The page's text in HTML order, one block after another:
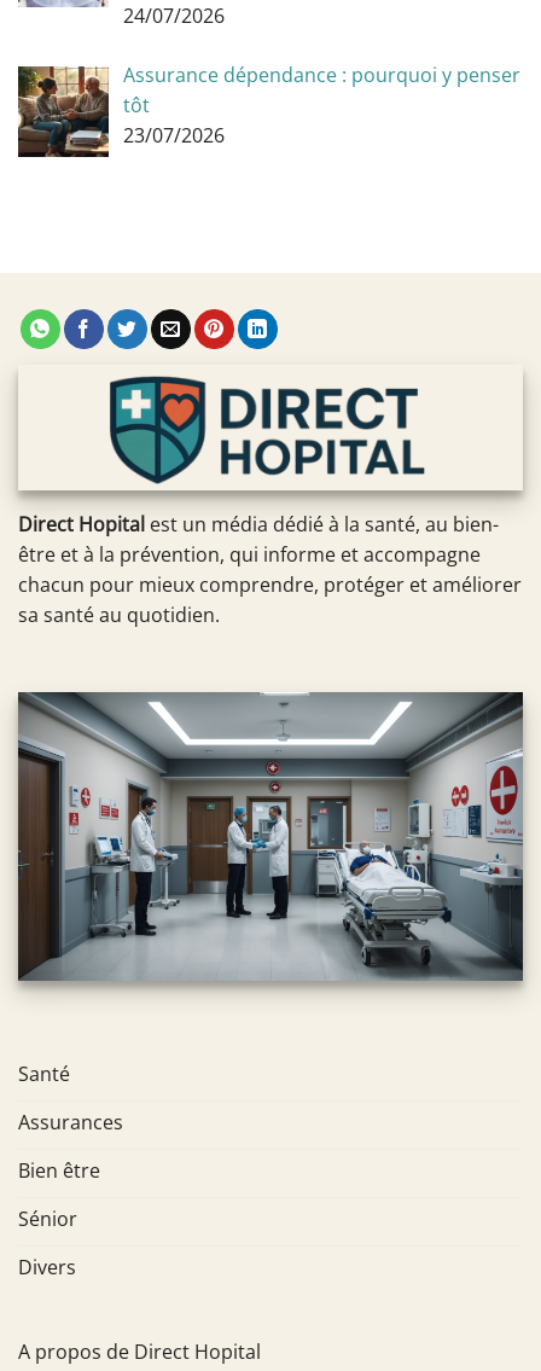
24/07/2026
Assurance dépendance : pourquoi y penser
tôt
23/07/2026
Direct Hopital est un média dédié à la santé, au bien-
être et à la prévention, qui informe et accompagne
chacun pour mieux comprendre, protéger et améliorer
sa santé au quotidien.
Santé
Assurances
Bien être
Sénior
Divers
A propos de Direct Hopital